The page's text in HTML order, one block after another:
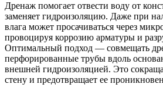
Дренаж помогает отвести воду от
заменяет гидроизоляцию. Даже при
влага может просачиваться через
провоцируя коррозию арматуры и
Оптимальный подход — совмещать
перфорированные трубы вдоль
внешней гидроизоляцией. Это
стену и предотвращает ее